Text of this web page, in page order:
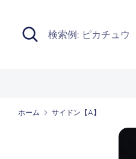
content
検
索
検
索
ュ
ホーム サイドン【A】